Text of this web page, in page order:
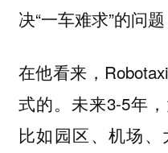
决“一车难求”的问
在他看来，
式的。未来3-5年
比如园区、机场